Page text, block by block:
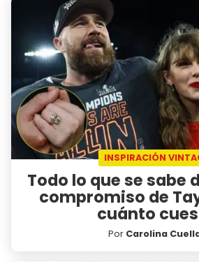
INSPIRACIÓN
Todo lo que se sabe
compromiso de
cuánto
Por Carolina